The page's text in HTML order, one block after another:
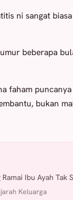
ni sangat
beberapa
faham
bukan
Ibu Ayah Tak
Keluarga